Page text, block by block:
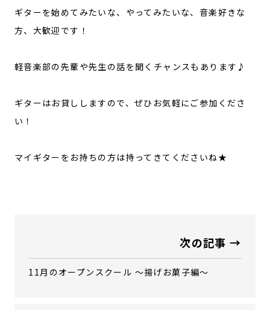
ギターを始めてみたいな、やってみたいな、音楽好きな
方、大歓迎です！
軽音楽部の先輩や先生の話を聞くチャンスもあります♪
ギターはお貸ししますので、ぜひお気軽にご参加くださ
い！
マイギターをお持ちの方は持ってきてくださいね★
次の記事 →
11月のオープンスクール ～揚げお菓子編～